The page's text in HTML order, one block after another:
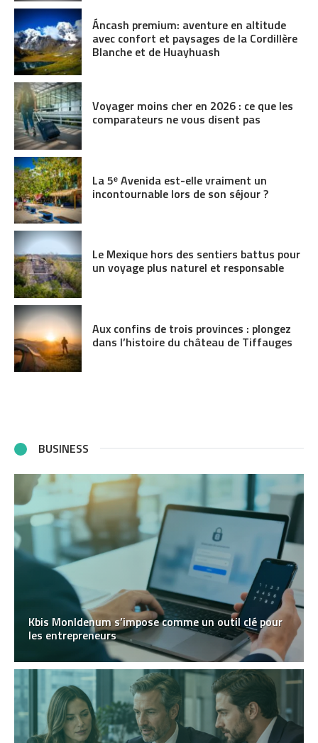
Áncash premium: aventure en altitude
avec confort et paysages de la Cordillère
Blanche et de Huayhuash
Voyager moins cher en 2026 : ce que les
comparateurs ne vous disent pas
La 5ᵉ Avenida est-elle vraiment un
incontournable lors de son séjour ?
Le Mexique hors des sentiers battus pour
un voyage plus naturel et responsable
Aux confins de trois provinces : plongez
dans l’histoire du château de Tiffauges
BUSINESS
Kbis MonIdenum s’impose comme un outil clé pour
les entrepreneurs